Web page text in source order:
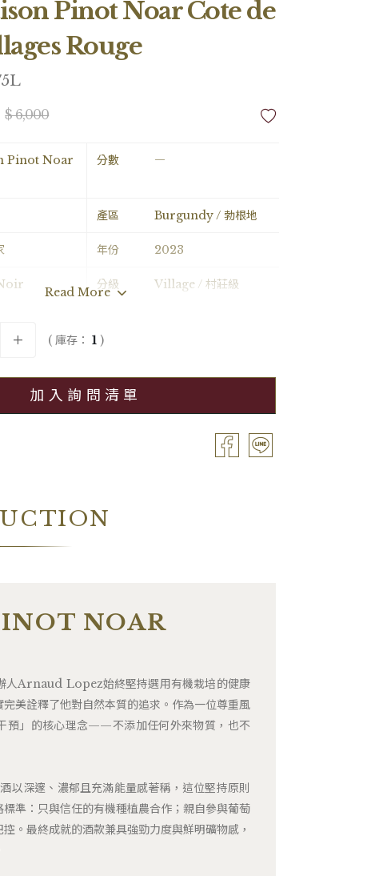
Pinot Noar Cote de
Rouge
$ 6,000
Pinot Noar 分數 ―
產區 Burgundy / 勃根地
年份 2023
分級 Village / 村莊級
Read More
( 庫存：1 )
加入詢問清單
NOAR
Arnaud Lopez始終堅持選用有機栽培的健康
美詮釋了他對自然本質的追求。作為一位尊重風
預」的核心理念——不添加任何外來物質，也不
深邃、濃郁且充滿能量感著稱，這位堅持原則
準：只與信任的有機種植農合作；親自參與葡萄
。最終成就的酒款兼具強勁力度與鮮明礦物感，